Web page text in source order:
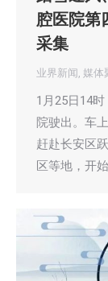
腔医院第
采集
业界新闻 媒体
1月25日14
院驶出。车
赶赴长安区
区等地，开